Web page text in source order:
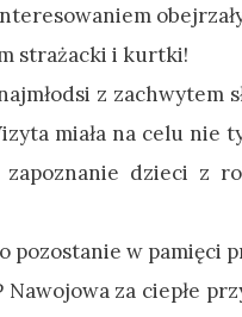
strażacki i kurtki!
z zachwytem
miała na celu nie
dzieci z
pozostanie w pamięci
za ciepłe